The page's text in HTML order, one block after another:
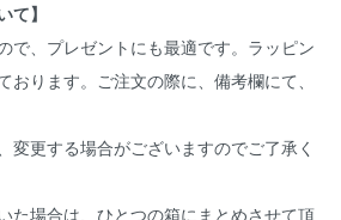
て】
で、プレゼントにも最適です。ラッピン
おります。ご注文の際に、備考欄にて、
変更する場合がございますのでご了承く
た場合は、ひとつの箱にまとめさせて頂